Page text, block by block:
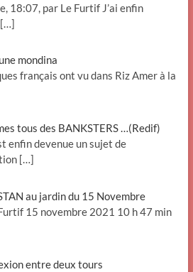
18:07, par Le Furtif J’ai enfin
[…]
mondina
français ont vu dans Riz Amer à la
tous des BANKSTERS …(Redif)
enfin devenue un sujet de
[…]
au jardin du 15 Novembre
15 novembre 2021 10 h 47 min
entre deux tours